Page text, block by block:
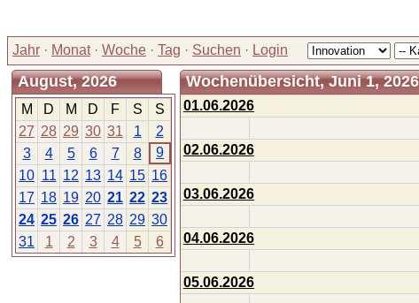
Jahr · Monat· Woche · Tag · Suchen · Login
August, 2026
M D M D F S
S
27 28 29 30 31 1
2
3
4 5 6 7 8
9
10 11 12 13 14 15 16
17 18 19 20 21 22 23
24 25 26 27 28 29 30
31
1 2 3 4 5 6
Wochenübersicht, Juni 1,
01.06.2026
02.06.2026
03.06.2026
04.06.2026
05.06.2026